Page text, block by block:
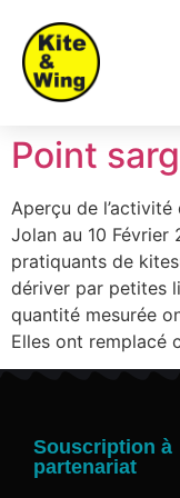
Point
Aperçu de
Jolan au 10 Février
pratiquants de
dériver par petites
quantité mesurée
Elles ont remplacé
Souscription à
partenariat